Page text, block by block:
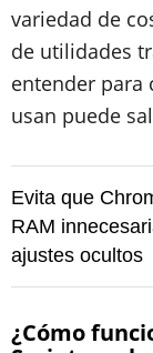
variedad de
de utilidades
entender para
usan puede
Evita que
RAM
ajustes ocultos
¿Cómo